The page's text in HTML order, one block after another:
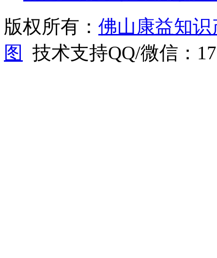
版权所有： 佛山康益知
图
技术支持QQ/微信：